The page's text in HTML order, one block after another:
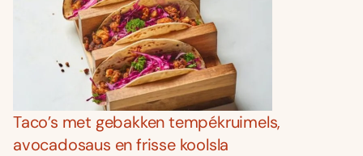
Taco’s met gebakken tempékruimels,
avocadosaus en frisse koolsla